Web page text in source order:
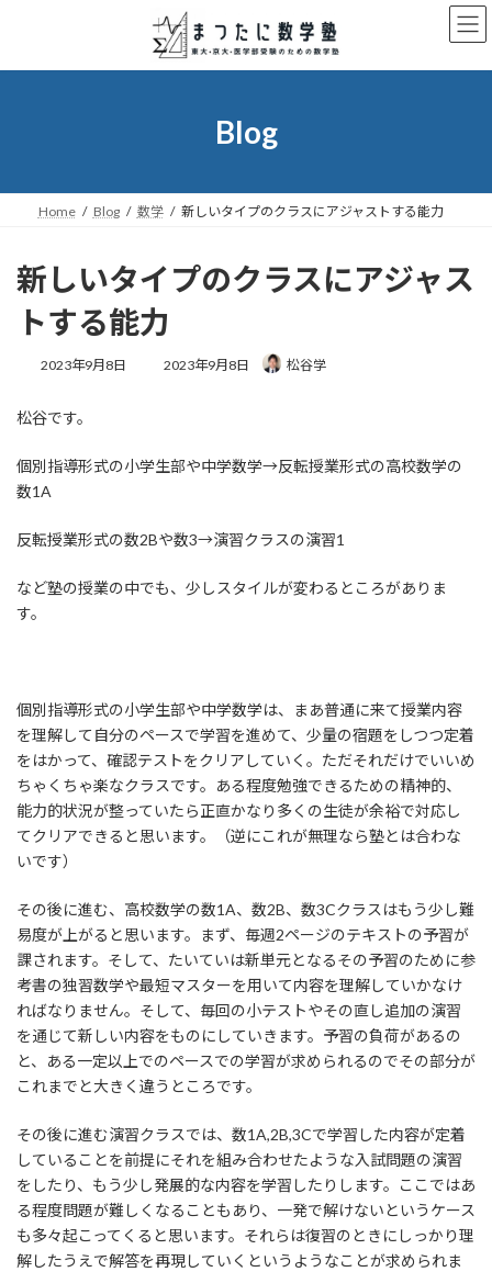
ン
ー
Blog
Home Blog 数学 新しいタイプのクラスにアジャストする能力
新しいタイプのクラスにアジャス
トする能力
2023年9月8日
最
時
:
2023年9月8日 松谷学
松谷です。
個別指導形式の小学生部や中学数学→反転授業形式の高校数学の
数1A
反転授業形式の数2Bや数3→演習クラスの演習1
など塾の授業の中でも、少しスタイルが変わるところがありま
す。
個別指導形式の小学生部や中学数学は、まあ普通に来て授業内容
を理解して自分のペースで学習を進めて、少量の宿題をしつつ定着
をはかって、確認テストをクリアしていく。ただそれだけでいいめ
ちゃくちゃ楽なクラスです。ある程度勉強できるための精神的、
能力的状況が整っていたら正直かなり多くの生徒が余裕で対応し
てクリアできると思います。（逆にこれが無理なら塾とは合わな
いです）
その後に進む、高校数学の数1A、数2B、数3Cクラスはもう少し難
易度が上がると思います。まず、毎週2ページのテキストの予習が
課されます。そして、たいていは新単元となるその予習のために参
考書の独習数学や最短マスターを用いて内容を理解していかなけ
ればなりません。そして、毎回の小テストやその直し追加の演習
を通じて新しい内容をものにしていきます。予習の負荷があるの
と、ある一定以上でのペースでの学習が求められるのでその部分が
これまでと大きく違うところです。
その後に進む演習クラスでは、数1A,2B,3Cで学習した内容が定着
していることを前提にそれを組み合わせたような入試問題の演習
をしたり、もう少し発展的な内容を学習したりします。ここではあ
る程度問題が難しくなることもあり、一発で解けないというケース
も多々起こってくると思います。それらは復習のときにしっかり理
解したうえで解答を再現していくというようなことが求められま